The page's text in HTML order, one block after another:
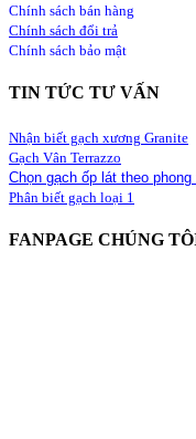
Chính sách bán hàng
Chính sách đổi trả
Chính sách bảo mật
TIN TỨC TƯ VẤN
Nhận biết gạch xương Granite
Gạch Vân Terrazzo
Chọn gạch ốp lát theo phong
Phân biết gạch loại 1
FANPAGE CHÚNG